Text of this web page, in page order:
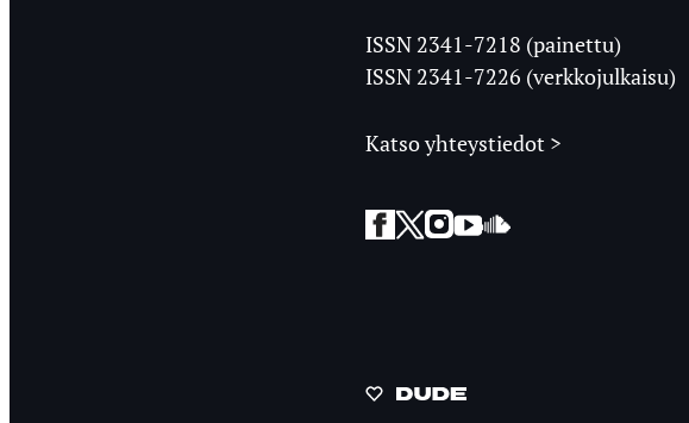
Ylioppilaslehti
ISSN 2341-7218 (painettu)
ISSN 2341-7226 (verkkojulkaisu)
Katso yhteystiedot >
Facebook
Twitter
Instagram
YouTubeSoundCloud